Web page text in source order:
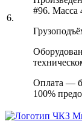
6.
#96. Масса
Оплата —
100%